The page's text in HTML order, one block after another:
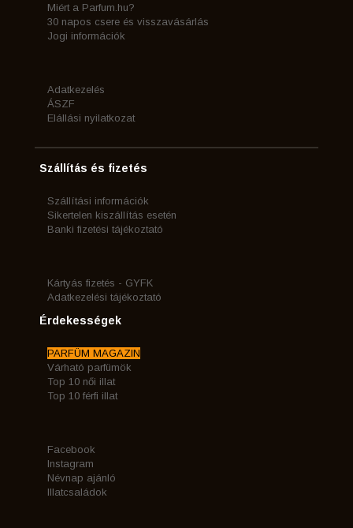
Miért a Parfum.hu?
30 napos csere és visszavásárlás
Jogi információk
Adatkezelés
ÁSZF
Elállási nyilatkozat
Szállítás és fizetés
Szállítási információk
Sikertelen kiszállítás esetén
Banki fizetési tájékoztató
Kártyás fizetés - GYFK
Adatkezelési tájékoztató
Érdekességek
PARFÜM MAGAZIN
Várható parfümök
Top 10 női illat
Top 10 férfi illat
Facebook
Instagram
Névnap ajánló
Illatcsaládok